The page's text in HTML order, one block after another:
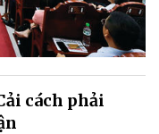
cách phải